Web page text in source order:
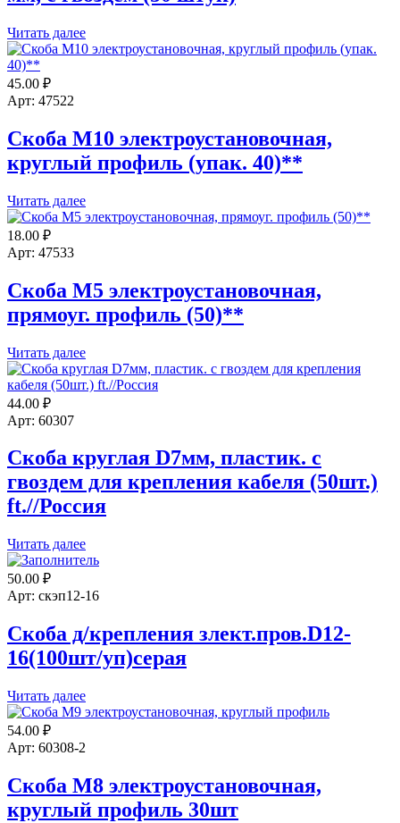
Читать далее
45.00 ₽
Арт: 47522
Скоба М10 электроустановочная,
круглый профиль (упак. 40)**
Читать далее
18.00 ₽
Арт: 47533
Скоба М5 электроустановочная,
прямоуг. профиль (50)**
Читать далее
44.00 ₽
Арт: 60307
Скоба круглая D7мм, пластик. с
гвоздем для крепления кабеля (50шт.)
ft.//Россия
Читать далее
50.00 ₽
Арт: скэп12-16
Скоба д/крепления злект.пров.D12-
16(100шт/уп)серая
Читать далее
54.00 ₽
Арт: 60308-2
Скоба М8 электроустановочная,
круглый профиль 30шт